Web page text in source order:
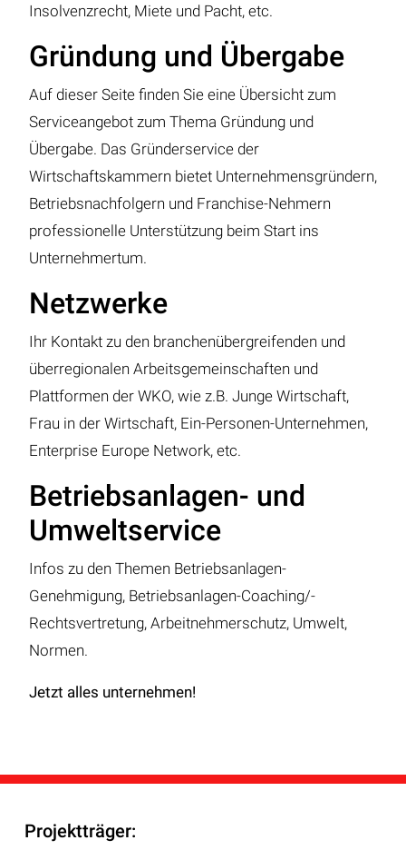
Insolvenzrecht, Miete und Pacht, etc.
Gründung und Übergabe
Auf dieser Seite finden Sie eine Übersicht zum
Serviceangebot zum Thema Gründung und
Übergabe. Das Gründerservice der
Wirtschaftskammern bietet Unternehmensgründern,
Betriebsnachfolgern und Franchise-Nehmern
professionelle Unterstützung beim Start ins
Unternehmertum.
Netzwerke
Ihr Kontakt zu den branchenübergreifenden und
überregionalen Arbeitsgemeinschaften und
Plattformen der WKO, wie z.B. Junge Wirtschaft,
Frau in der Wirtschaft, Ein-Personen-Unternehmen,
Enterprise Europe Network, etc.
Betriebsanlagen- und
Umweltservice
Infos zu den Themen Betriebsanlagen-
Genehmigung, Betriebsanlagen-Coaching/-
Rechtsvertretung, Arbeitnehmerschutz, Umwelt,
Normen.
Jetzt alles unternehmen!
Projektträger: